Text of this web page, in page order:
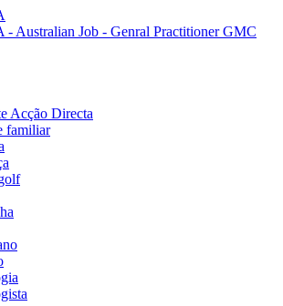
- Australian Job - Genral Practitioner GMC
Acção Directa
familiar